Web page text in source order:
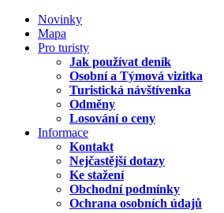
Novinky
Mapa
Pro turisty
Jak používat deník
Osobní a Týmová vizitka
Turistická návštívenka
Odměny
Losování o ceny
Informace
Kontakt
Nejčastější dotazy
Ke stažení
Obchodní podmínky
Ochrana osobních údajů